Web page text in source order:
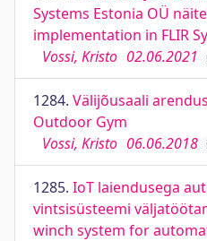
Systems Estonia OÜ
implementation in FLIR
Vossi, Kristo 02.06.2021
1284. Välijõusaali
Outdoor Gym
Vossi, Kristo 06.06.2018
1285. IoT laiendusega
vintsisüsteemi
winch system for